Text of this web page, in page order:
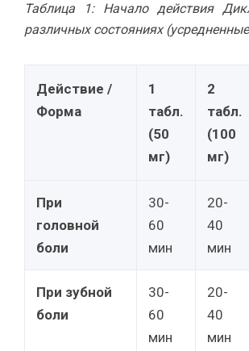
Таблица 1: Начало действия
различных состояниях
Действие /
Форма
1
табл.
(50
мг)
2
табл.
(100
мг)
При
головной
боли
30-
60
мин
20-
40
мин
При зубной
боли
30-
60
мин
20-
40
мин